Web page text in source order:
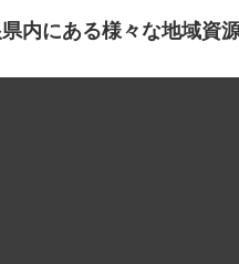
内にある様々な地域資